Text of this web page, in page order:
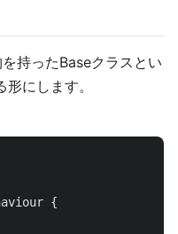
持ったBaseクラスとい
にします。
{